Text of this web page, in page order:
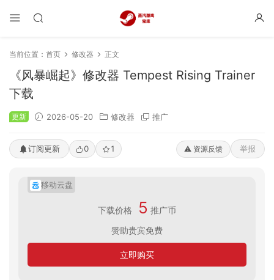
当前位置： 首页 修改器 正文
《风暴崛起》修改器 Tempest Rising Trainer
下载
更新 2026-05-20 修改器 推广
订阅更新 0 1 ⚠️ 资源反馈 举报
移动云盘
下载价格 5 推广币
赞助贵宾免费
立即购买